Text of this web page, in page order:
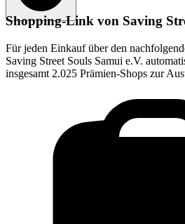
Shopping-Link von Saving
Für jeden Einkauf über den
Saving Street Souls Samui e.V.
insgesamt 2.025 Prämien-Shops zur